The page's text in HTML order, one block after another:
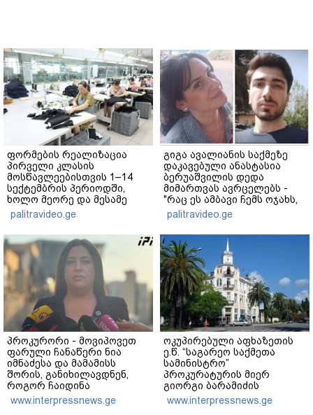
ფორმების რეალიზაცია
პირველი კლასის
მოსწავლეებისთვის 1–14
სექტემბრის პერიოდში,
ხოლო მეორე და მესამე
ეტაპებზე...
palitravideo.ge
გიგა ავალიანის საქმეზე
დაკავებული ანასტასია
ბერუაშვილის დედა
მიმართვას ავრცელებს -
"რაც ეს ამბავი ჩემს ოჯახს,
ჩემს ანასტასიას გადახდა
თავს, მის მერე მე მე არ
ვარ"
palitravideo.ge
პროკურორი - მოვიპოვეთ
ფარული ჩანაწერი ნია
იმნაძესა და მამამისს
შორის, განიხილავდნენ,
როგორ ჩაიდინა
გაბაშვილმა დანაშაული -
ნიას მამა ამბობს, რომ
www.interpressnews.ge
ოკუპირებული აფხაზეთის
ე.წ. “საგარეო საქმეთა
სამინისტრო”
პროკურატურის მიერ
გიორგი ბარამიძის
განცხადებასთან
დაკავშირებით გამოძიების
www.interpressnews.ge